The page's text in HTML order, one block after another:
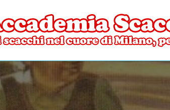
Scacchi Milano
di Milano